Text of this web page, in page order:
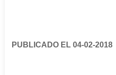
PUBLICADO EL 04-02-2018